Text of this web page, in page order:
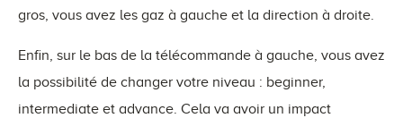
gros, vous avez les gaz à gauche et la direction à droite.
Enfin, sur le bas de la télécommande à gauche, vous avez
la possibilité de changer votre niveau : beginner,
intermediate et advance. Cela va avoir un impact